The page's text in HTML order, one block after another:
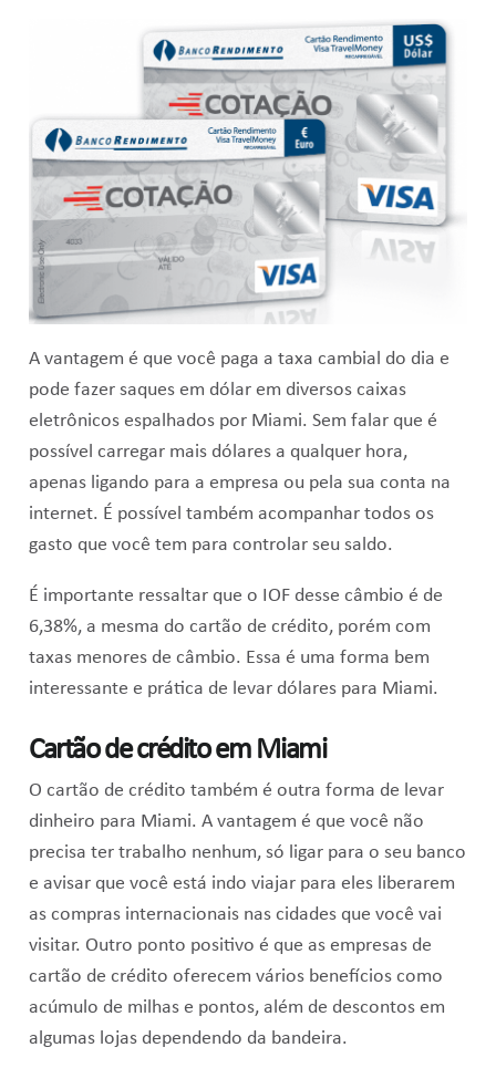
A vantagem é que você paga a taxa cambial do dia e
pode fazer saques em dólar em diversos caixas
eletrônicos espalhados por Miami. Sem falar que é
possível carregar mais dólares a qualquer hora,
apenas ligando para a empresa ou pela sua conta na
internet. É possível também acompanhar todos os
gasto que você tem para controlar seu saldo.
É importante ressaltar que o IOF desse câmbio é de
6,38%, a mesma do cartão de crédito, porém com
taxas menores de câmbio. Essa é uma forma bem
interessante e prática de levar dólares para Miami.
Cartão de crédito em Miami
O cartão de crédito também é outra forma de levar
dinheiro para Miami. A vantagem é que você não
precisa ter trabalho nenhum, só ligar para o seu banco
e avisar que você está indo viajar para eles liberarem
as compras internacionais nas cidades que você vai
visitar. Outro ponto positivo é que as empresas de
cartão de crédito oferecem vários benefícios como
acúmulo de milhas e pontos, além de descontos em
algumas lojas dependendo da bandeira.